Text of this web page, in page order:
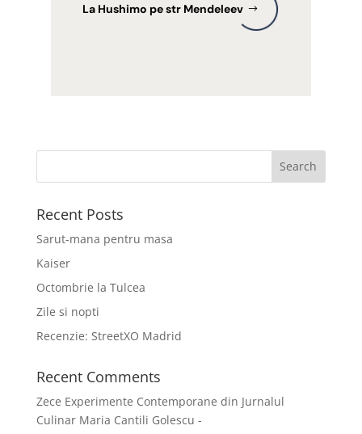
La Hushimo pe str Mendeleev
Recent Posts
Sarut-mana pentru masa
Kaiser
Octombrie la Tulcea
Zile si nopti
Recenzie: StreetXO Madrid
Recent Comments
Zece Experimente Contemporane din Jurnalul
Culinar Maria Cantili Golescu -